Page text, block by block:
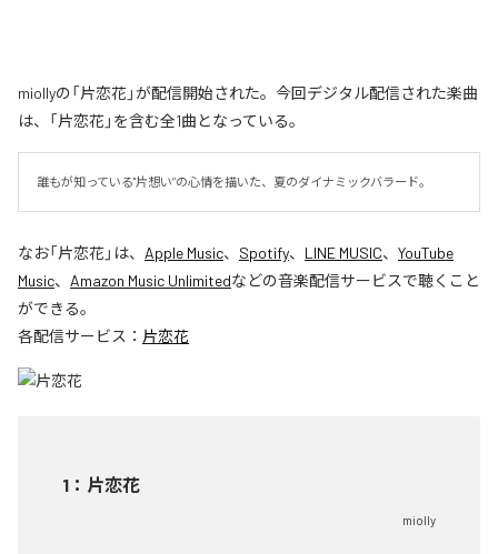
miollyの「片恋花」が配信開始された。今回デジタル配信された楽曲
は、「片恋花」を含む全1曲となっている。
誰もが知っている"片想い”の心情を描いた、夏のダイナミックバラード。
なお「片恋花」は、 Apple Music、 Spotify、 LINE MUSIC、 YouTube
Music、 Amazon Music Unlimitedなどの音楽配信サービスで聴くこと
ができる。
各配信サービス： 片恋花
1 ： 片恋花
miolly